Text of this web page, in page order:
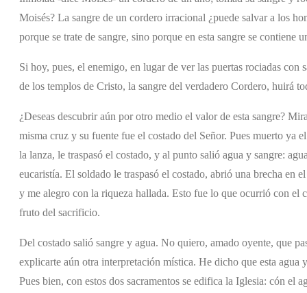
Moisés? La sangre de un cordero irracional ¿puede salvar a los
porque se trate de sangre, sino porque en esta sangre se contiene
Si hoy, pues, el enemigo, en lugar de ver las puertas rociadas
de los templos de Cristo, la sangre del verdadero Cordero, huirá
¿Deseas descubrir aún por otro medio el valor de esta sangre?
misma cruz y su fuente fue el costado del Señor. Pues muerto ya
la lanza, le traspasó el costado, y al punto salió agua y sangre:
eucaristía. El soldado le traspasó el costado, abrió una brecha en
y me alegro con la riqueza hallada. Esto fue lo que ocurrió con
fruto del sacrificio.
Del costado salió sangre y agua. No quiero, amado oyente, que
explicarte aún otra interpretación mística. He dicho que esta agua
Pues bien, con estos dos sacramentos se edifica la Iglesia: cón el